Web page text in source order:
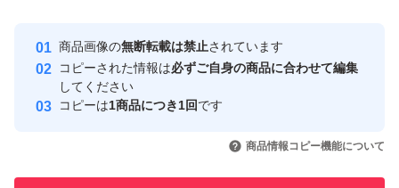
安心取引出品者
心・安全なユーザーです
取引実績
引を完了させた実績があります
商品画像の無断転載は禁止されています
コピーされた情報は必ずご自身の商品に合わせて編集
してください
コピーは1商品につき1回です
商品情報コピー機能について